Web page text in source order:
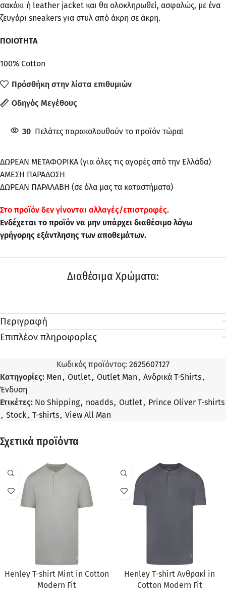
σακάκι ή leather jacket και θα ολοκληρωθεί, ασφαλώς, με ένα
ζευγάρι sneakers για στυλ από άκρη σε άκρη.
ΠΟΙΟΤΗΤΑ
100% Cotton
Πρόσθήκη στην λίστα επιθυμιών
Οδηγός Μεγέθους
30 Πελάτες παρακολουθούν το προϊόν τώρα!
ΔΩΡΕΑΝ ΜΕΤΑΦΟΡΙΚΑ (για όλες τις αγορές από την Ελλάδα)
ΑΜΕΣΗ ΠΑΡΑΔΟΣΗ
ΔΩΡΕΑΝ ΠΑΡΑΛΑΒΗ (σε όλα μας τα καταστήματα)
Στo προϊόν δεν γίνονται αλλαγές/επιστροφές.
Ενδέχεται το προϊόν να μην υπάρχει διαθέσιμο λόγω
γρήγορης εξάντλησης των αποθεμάτων.
Διαθέσιμα Χρώματα:
Περιγραφή
Επιπλέον πληροφορίες
Κωδικός προϊόντος: 2625607127
Κατηγορίες: Men, Outlet, Outlet Man, Ανδρικά T-Shirts,
Ένδυση
Ετικέτες: No Shipping, noadds, Outlet, Prince Oliver T-shirts
, Stock, T-shirts, View All Man
Σχετικά προϊόντα
ΠΡΟΣΦΟΡΆ
Henley T-shirt Mint in Cotton
Modern Fit
ΠΡΟΣΦΟΡΆ
Henley T-shirt Ανθρακί in
Cotton Modern Fit